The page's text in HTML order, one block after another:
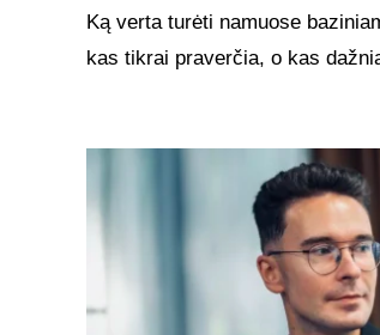
Ką verta turėti namuose
kas tikrai praverčia, o kas